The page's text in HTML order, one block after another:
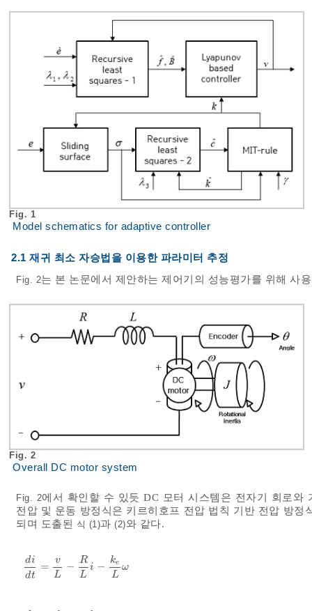
Fig. 1
Model schematics for adaptive controller
2.1 재귀 최소 자승법을 이용한 파라미터 추정
Fig. 2는 본 논문에서 제안하는 제어기의 성능평가를 위해 사
Fig. 2
Overall DC motor system
Fig. 2에서 확인할 수 있듯 DC 모터 시스템은 전자기 회로
전압 및 운동 방정식은 키르히호프 전압 법칙 기반 전압 방
되며 도출된 식 (1)과 (2)와 같다.
di
dt
=
v
L
−
R
L
i −
ke
L
ω
di dt=vL-RLi- keLω